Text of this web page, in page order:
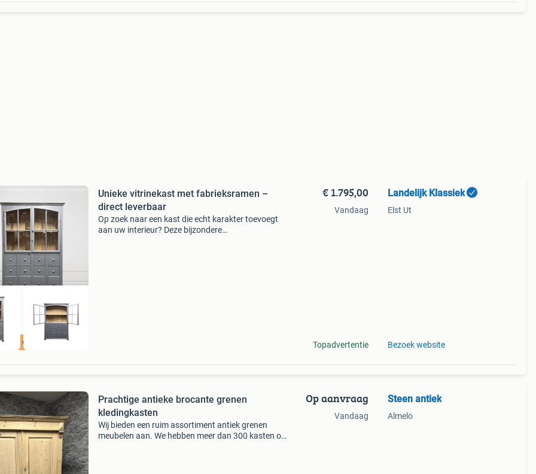
1 op voorraad
Unieke vitrinekast met fabrieksramen –
direct leverbaar
Op zoek naar een kast die echt karakter toevoegt
aan uw interieur? Deze bijzondere
€ 1.795,00
Vandaag
Topadvertentie
Landelijk Klassiek
Elst Ut
Bezoek website
Prachtige antieke brocante grenen
kledingkasten
Wij bieden een ruim assortiment antiek grenen
meubelen aan. We hebben meer dan 300 kasten op
Op aanvraag
Vandaag
Steen antiek
Almelo